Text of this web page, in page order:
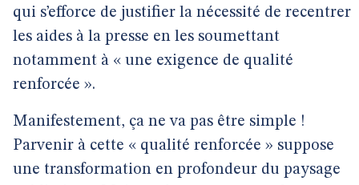
qui s’efforce de justifier la nécessité de recentrer
les aides à la presse en les soumettant
notamment à « une exigence de qualité
renforcée ».
Manifestement, ça ne va pas être simple !
Parvenir à cette « qualité renforcée » suppose
une transformation en profondeur du paysage